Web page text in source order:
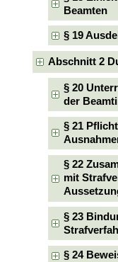
Beamten
§ 19
Abschnitt 2
§ 20
der
§ 21
§ 22
mit
§ 23
§ 24